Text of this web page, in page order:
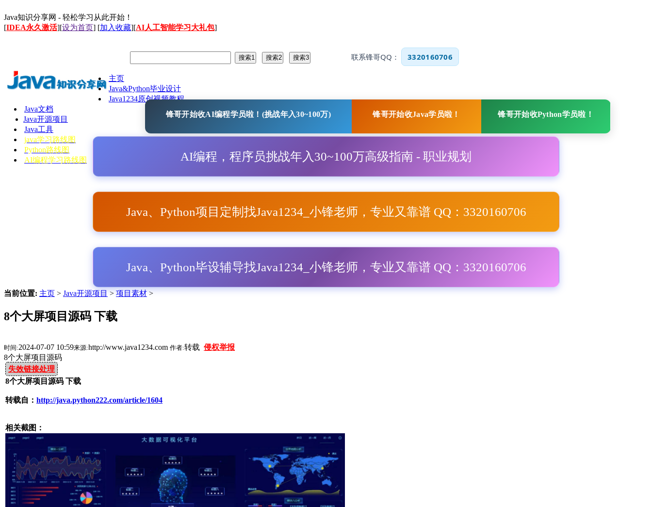
Java知识分享网 - 轻松学习从此开始！
[IDEA永久激活][设为首页] [加入收藏][AI人工智能学习大礼包]
联系锋哥QQ： 3320160706
主页
Java&Python毕业设计
Java1234原创视频教程
Java文档
Java开源项目
Java工具
java学习路线图
Python路线图
AI编程学习路线图
锋哥开始收AI编程学员啦！(挑战年入30~100万) 锋哥开始收Java学员啦！ 锋哥开始收Python学员啦！
AI编程，程序员挑战年入30~100万高级指南 - 职业规划
Java、Python项目定制找Java1234_小锋老师，专业又靠谱 QQ：3320160706
Java、Python毕设辅导找Java1234_小锋老师，专业又靠谱 QQ：3320160706
当前位置: 主页 > Java开源项目 > 项目素材 >
8个大屏项目源码 下载
时间:2024-07-07 10:59来源:http://www.java1234.com 作者:转载 侵权举报
8个大屏项目源码
失效链接处理
8个大屏项目源码 下载
转载自： http://java.python222.com/article/1604
相关截图：